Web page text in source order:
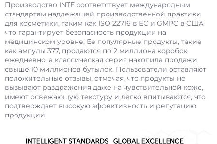
Производство INTE соответствует международным
стандартам надлежащей производственной практики
для косметики, таким как ISO 22716 в ЕС и GMPC в США,
что гарантирует безопасность продукции на
медицинском уровне. Ее популярные продукты, такие
как ампулы 377, продаются по 2 миллиона коробок
ежедневно, а классическая серия накопила продажи
свыше 10 миллионов бутылок. Пользователи оставляют
положительные отзывы, отмечая, что продукты не
вызывают раздражения даже на чувствительной коже,
имеют освежающую текстуру и легко впитываются, что
подтверждает высокую эффективность и репутацию
продукции.